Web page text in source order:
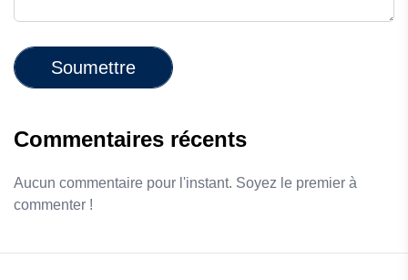
Soumettre
Commentaires récents
Aucun commentaire pour l'instant. Soyez le premier à
commenter !